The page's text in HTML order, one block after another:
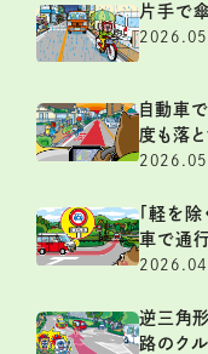
片手で
自動車
度も落
「軽を
車で通
逆三角
路のク